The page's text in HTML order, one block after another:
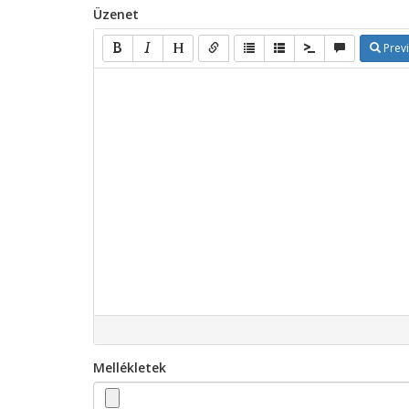
Üzenet
Mellékletek